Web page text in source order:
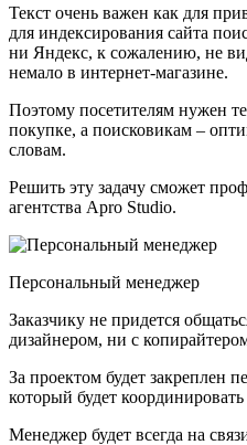
Текст очень важен как для
для индексирования сайта
ни Яндекс, к сожалению, не
немало в интернет-магазине.
Поэтому посетителям нужен
покупке, а поисковикам –
словам.
Решить эту задачу сможет
агентства Apro Studio.
Персональный менеджер
Заказчику не придется
дизайнером, ни с
За проектом будет закреплен
который будет
Менеджер будет всегда на